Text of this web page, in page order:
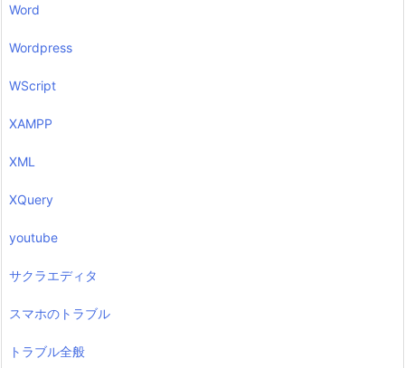
Word
Wordpress
WScript
XAMPP
XML
XQuery
youtube
サクラエディタ
スマホのトラブル
トラブル全般